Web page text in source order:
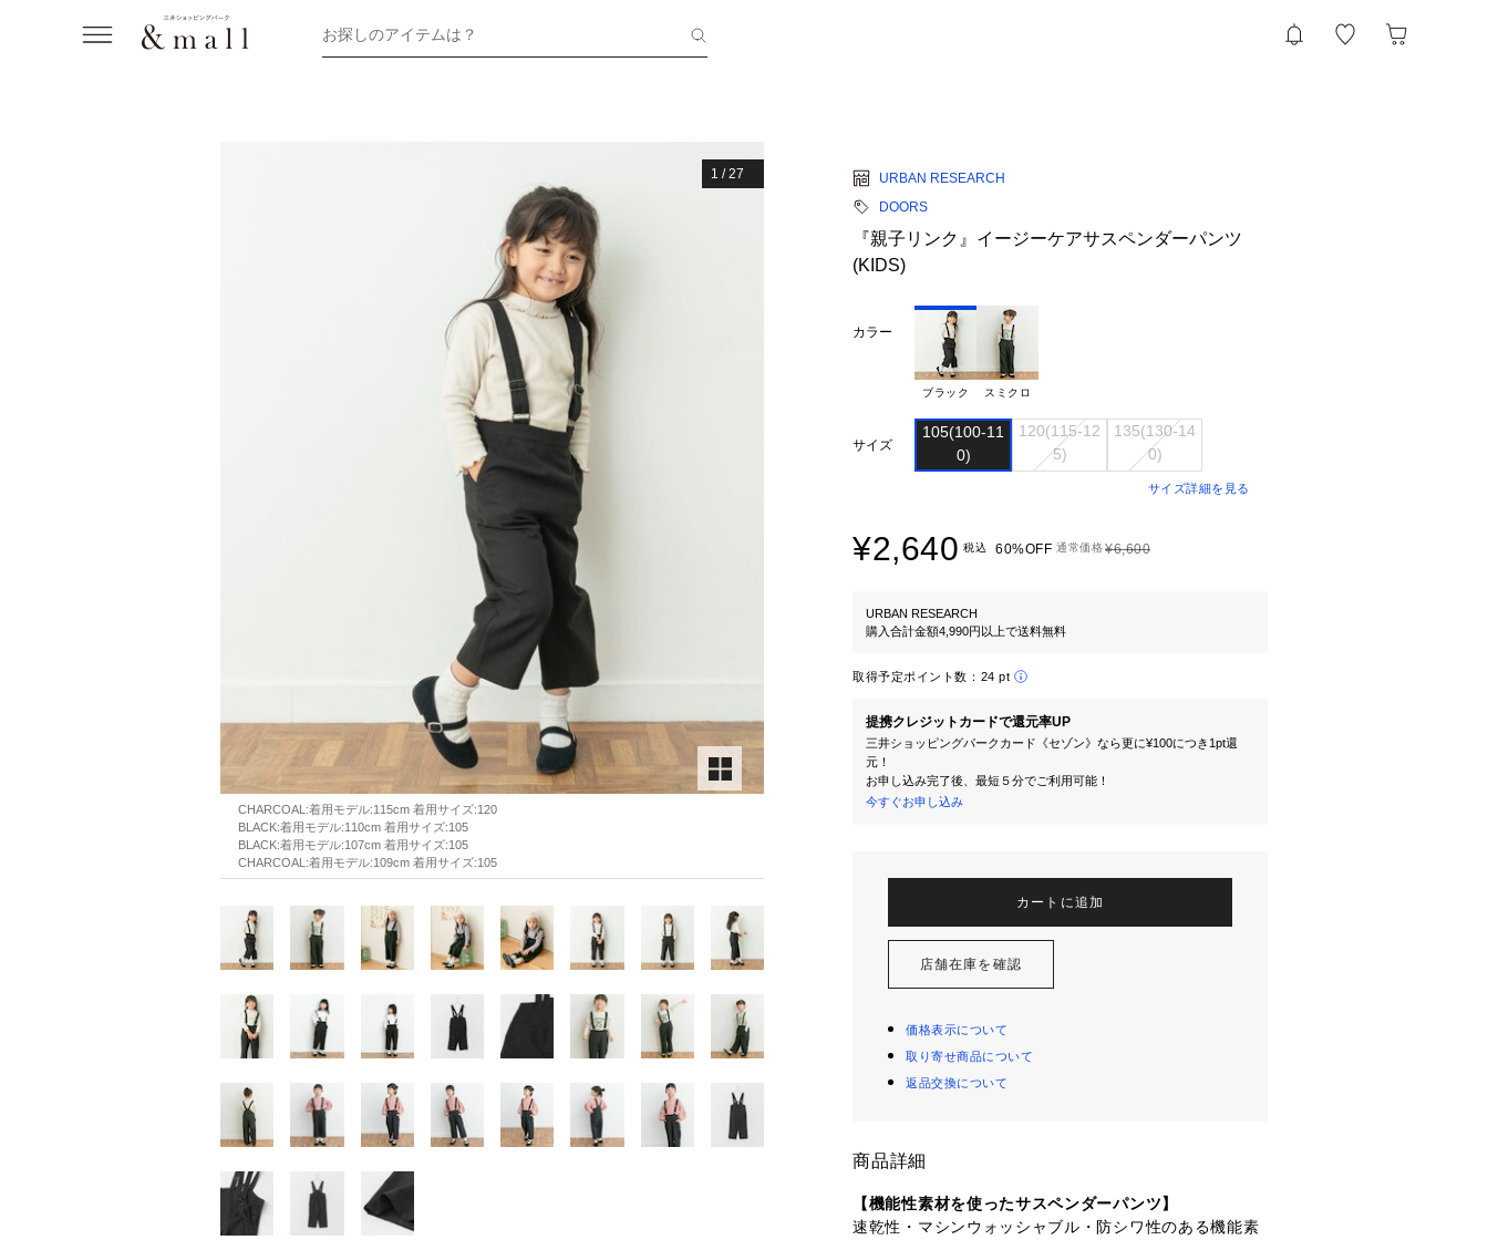
お探しのアイテムは？
1 /27
CHARCOAL:着用モデル:115cm 着用サイズ:120
BLACK:着用モデル:110cm 着用サイズ:105
BLACK:着用モデル:107cm 着用サイズ:105
CHARCOAL:着用モデル:109cm 着用サイズ:105
URBAN RESEARCH
DOORS
『親子リンク』イージーケアサスペンダーパンツ
(KIDS)
カラー
ブラック スミクロ
サイズ
105(100-11
120(115-12
135(130-14
サイズ詳細を見る
¥2,640 税込 60%OFF 通常価格¥6,600
URBAN RESEARCH
購入合計金額4,990円以上で送料無料
取得予定ポイント数： 24 pt
提携クレジットカードで還元率UP
三井ショッピングパークカード《セゾン》なら更に¥100につき1pt還
元！
お申し込み完了後、最短５分でご利用可能！
今すぐお申し込み
カートに追加
店舗在庫を確認
価格表示について
取り寄せ商品について
返品交換について
商品詳細
【機能性素材を使ったサスペンダーパンツ】
速乾性・マシンウォッシャブル・防シワ性のある機能素